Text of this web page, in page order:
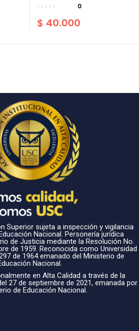
enseñanza en educación
0
$ 40.000
Superior sujeta a inspección y vigilancia
Nacional. Personería jurídica
de Justicia mediante la Resolución No.
de 1959. Reconocida como Universidad
de 1964 emanado del Ministerio de
Nacional.
en Alta Calidad a través de la
27 de septiembre de 2021, emanada por
de Educación Nacional.